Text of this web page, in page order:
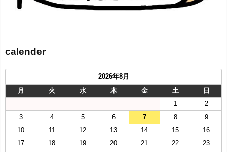
calender
2026年8月
月
火 水 木 金 土
日
1
2
3
4 5 6 7 8
9
10
11 12 13 14 15
16
17
18 19 20 21 22
23